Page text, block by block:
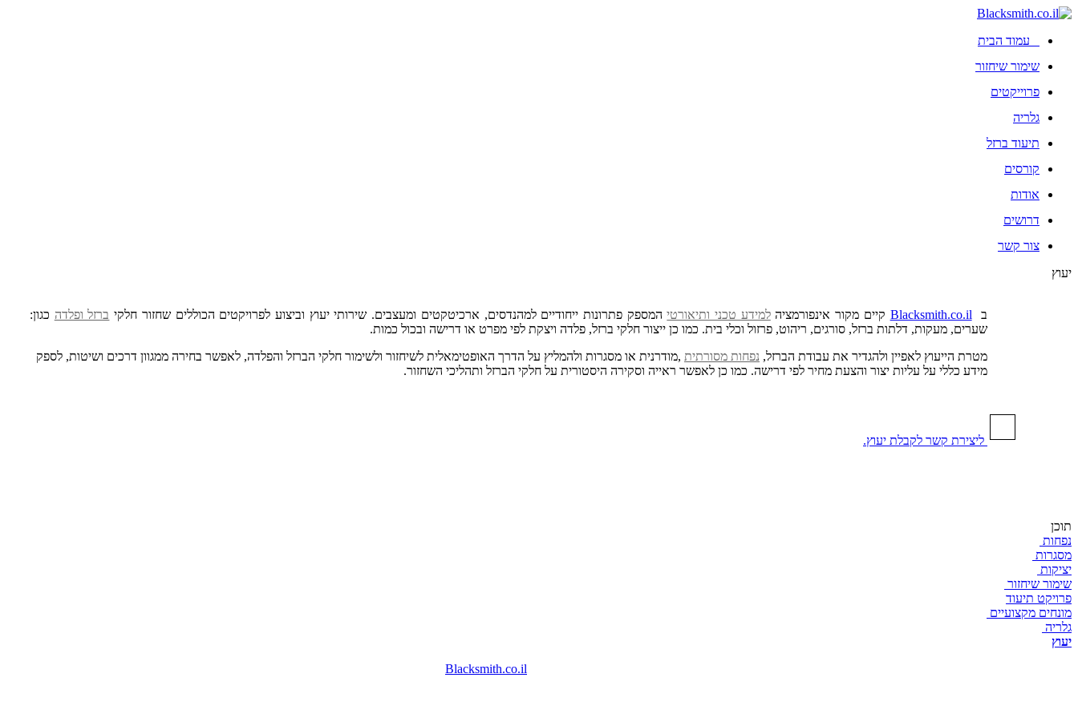
עמוד הבית
שימור שיחזור
פרוייקטים
גלריה
תיעוד ברזל
קורסים
אודות
דרושים
צור קשר
יעוץ
ב Blacksmith.co.il קיים מקור אינפורמציהלמידע טכני ותיאורטיהמספק פתרונות ייחודיים למהנדסים, ארכיטקטים ומעצבים. שירותי יעוץ וביצוע לפרויקטים הכוללים שחזור חלקי ברזל ופלדה כגון:
שערים, מעקות, דלתות ברזל, סורגים, ריהוט, פרזול וכלי בית. כמו כן ייצור חלקי ברזל, פלדה ויצקת לפי מפרט או דרישה ובכול כמות.
מטרת הייעוץ לאפיין ולהגדיר את עבודת הברזל, נפחות מסורתית ,מודרנית או מסגרות ולהמליץ על הדרך האופטימאלית לשיחזור ולשימור חלקי הברזל והפלדה, לאפשר בחירה ממגוון דרכים ושיטות, לספק
מידע כללי על עליות יצור והצעת מחיר לפי דרישה. כמו כן לאפשר ראייה וסקירה היסטורית על חלקי הברזל ותהליכי השחזור.
ליצירת קשר לקבלת יעוץ.
תוכן
נפחות
מסגרות
יציקות
שימור שיחזור
פרויקט תיעוד
מונחים מקצועיים
גלריה
יעוץ
Blacksmith.co.il